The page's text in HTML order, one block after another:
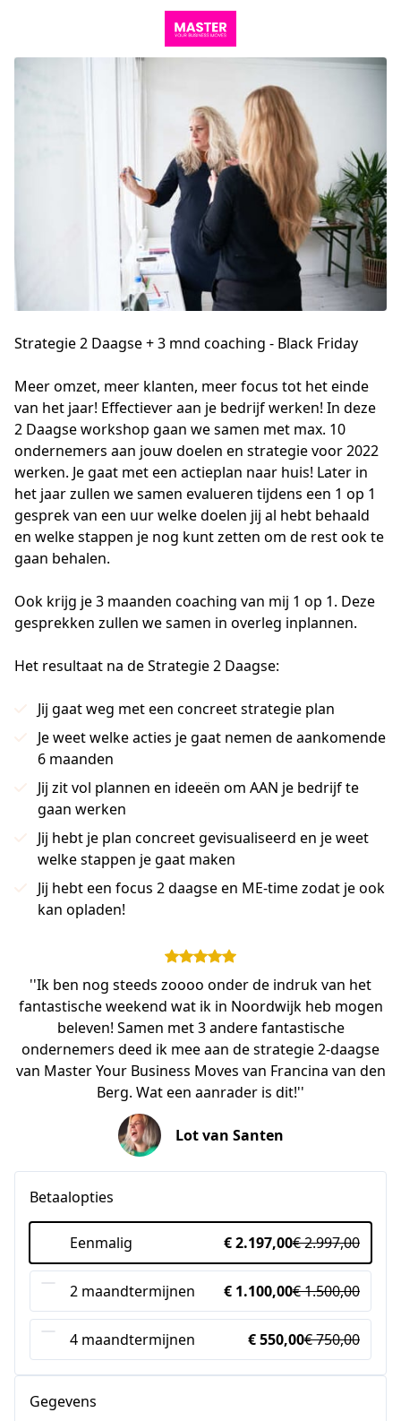
Strategie 2 Daagse + 3 mnd coaching - Black Friday
Meer omzet, meer klanten, meer focus tot het einde
van het jaar! Effectiever aan je bedrijf werken! In deze
2 Daagse workshop gaan we samen met max. 10
ondernemers aan jouw doelen en strategie voor 2022
werken. Je gaat met een actieplan naar huis! Later in
het jaar zullen we samen evalueren tijdens een 1 op 1
gesprek van een uur welke doelen jij al hebt behaald
en welke stappen je nog kunt zetten om de rest ook te
gaan behalen.
Ook krijg je 3 maanden coaching van mij 1 op 1. Deze
gesprekken zullen we samen in overleg inplannen.
Het resultaat na de Strategie 2 Daagse:
Jij gaat weg met een concreet strategie plan
Je weet welke acties je gaat nemen de aankomende
6 maanden
Jij zit vol plannen en ideeën om AAN je bedrijf te
gaan werken
Jij hebt je plan concreet gevisualiseerd en je weet
welke stappen je gaat maken
Jij hebt een focus 2 daagse en ME-time zodat je ook
kan opladen!
''Ik ben nog steeds zoooo onder de indruk van het
fantastische weekend wat ik in Noordwijk heb mogen
beleven! Samen met 3 andere fantastische
ondernemers deed ik mee aan de strategie 2-daagse
van Master Your Business Moves van Francina van den
Berg. Wat een aanrader is dit!''
Lot van Santen
Betaalopties
Eenmalig € 2.197,00€ 2.997,00
2 maandtermijnen € 1.100,00€ 1.500,00
4 maandtermijnen € 550,00€ 750,00
Gegevens